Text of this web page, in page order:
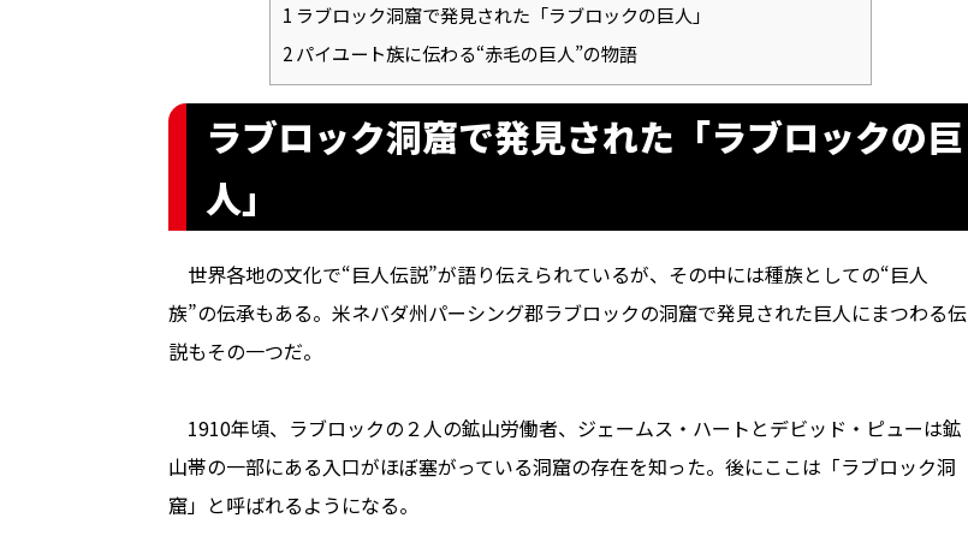
1 ラブロック洞窟で発見された「ラブロックの巨人」
2パイユート族に伝わる“赤毛の巨人”の物語
ラブロック洞窟で発見された「ラブロックの巨
人」
世界各地の文化で“巨人伝説”が語り伝えられているが、その中には種族としての“巨人
族”の伝承もある。米ネバダ州パーシング郡ラブロックの洞窟で発見された巨人にまつわる伝
説もその一つだ。
1910年頃、ラブロックの２人の鉱山労働者、ジェームス・ハートとデビッド・ピューは鉱
山帯の一部にある入口がほぼ塞がっている洞窟の存在を知った。後にここは「ラブロック洞
窟」と呼ばれるようになる。